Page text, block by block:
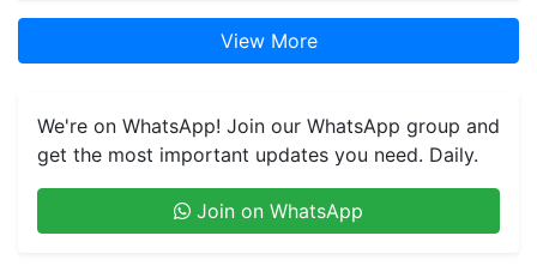
View More
We're on WhatsApp! Join our WhatsApp group and
get the most important updates you need. Daily.
Join on WhatsApp